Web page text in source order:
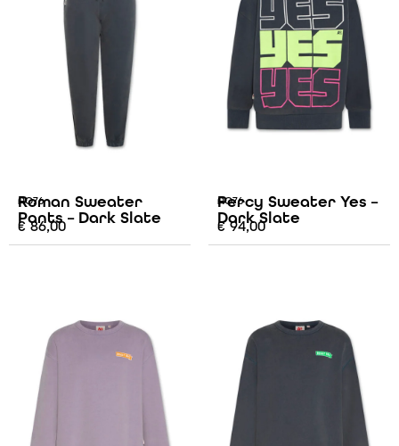
AO76
Roman Sweater
Pants – Dark Slate
€86,00
AO76
Percy Sweater Yes –
Dark Slate
€94,00